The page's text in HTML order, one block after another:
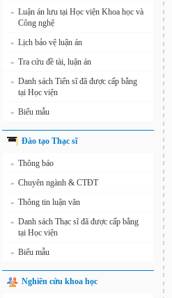
» Luận án lưu tại Học viện Khoa học và
Công nghệ
» Lịch bảo vệ luận án
» Tra cứu đề tài, luận án
» Danh sách Tiến sĩ đã được cấp bằng
tại Học viện
» Biểu mẫu
Đào tạo Thạc sĩ
» Thông báo
» Chuyên ngành & CTĐT
» Thông tin luận văn
» Danh sách Thạc sĩ đã được cấp bằng
tại Học viện
» Biểu mẫu
Nghiên cứu khoa học